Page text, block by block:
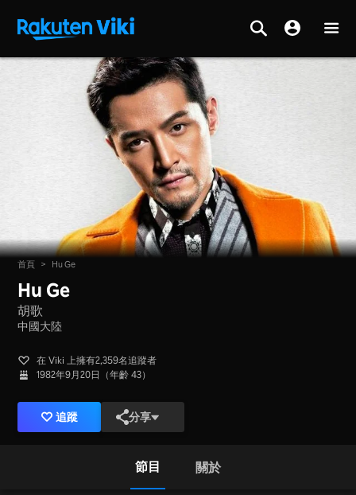
首頁 > Hu Ge
Hu Ge
胡歌
中國大陸
在 Viki 上擁有2,359名追蹤者
1982年9月20日（年齡 43）
追蹤 分享
節目 關於